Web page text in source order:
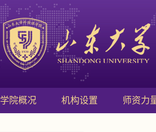
学院概况 机构设置 师资力